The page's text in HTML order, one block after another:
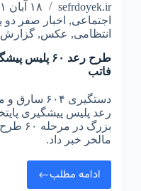
sefrdoyek.ir ۱۸ آبان ۱۴۰۱
اجتماعی, اخبار صفر دو
انتظامی, عکس, گزارش
طرح رعد ۶۰
فاتب
دستگیری
رعد پلیس پیشگیری
مالخر خبر داد.
ادامه مطلب
طرح